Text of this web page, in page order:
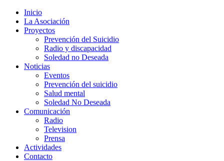
Inicio
La Asociación
Proyectos
Prevención del Suicidio
Radio y discapacidad
Soledad no Deseada
Noticias
Eventos
Prevención del suicidio
Salud mental
Soledad No Deseada
Comunicación
Radio
Television
Prensa
Actividades
Contacto